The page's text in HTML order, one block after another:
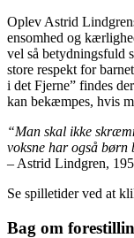
Oplev Astrid
ensomhed og
vel så betydningsfuld
store respekt for
i det Fjerne” findes
kan bekæmpes, hvis
“Man skal ikke
voksne har også børn
– Astrid Lindgren,
Se spilletider ved at
Bag om